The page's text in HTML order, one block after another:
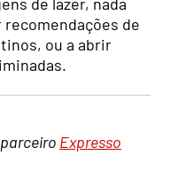
recomendações de
ou a abrir
Expresso